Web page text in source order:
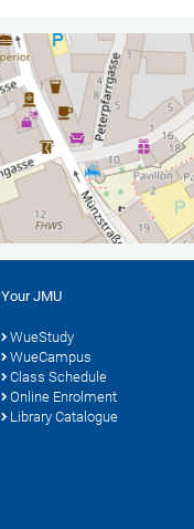
Your JMU
WueStudy
WueCampus
Class Schedule
Online Enrolment
Library Catalogue